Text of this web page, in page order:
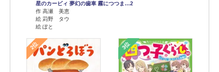
星のカービィ 夢幻の歯車 霧につつま…2
作 高瀬 美恵
絵 苅野 タウ
絵 ぽと
2位 3位